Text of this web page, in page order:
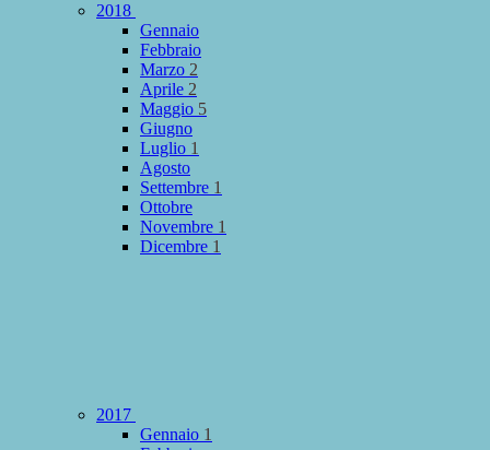
2018
Gennaio
Febbraio
Marzo 2
Aprile 2
Maggio 5
Giugno
Luglio 1
Agosto
Settembre 1
Ottobre
Novembre 1
Dicembre 1
2017
Gennaio 1